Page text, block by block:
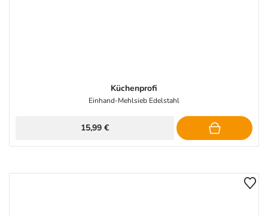
Küchenprofi
Einhand-Mehlsieb Edelstahl
15,99 €